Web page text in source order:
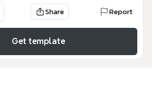
Share Report
Get template